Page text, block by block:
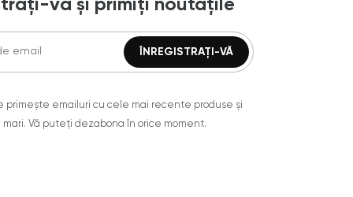
vă și primiți noutățile
primește emailuri cu cele mai recente produse și
Vă puteți dezabona în orice moment.